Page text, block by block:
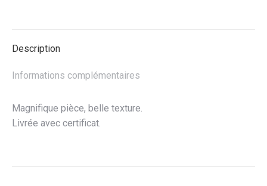
Description
Informations complémentaires
Magnifique pièce, belle texture.
Livrée avec certificat.